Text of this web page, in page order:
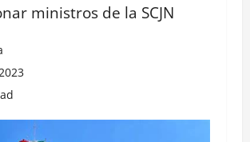
ministros de la SCJN